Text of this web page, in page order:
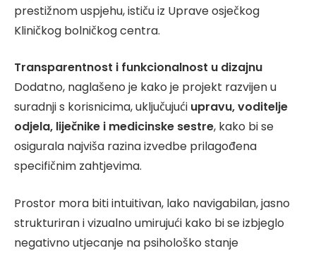
prestižnom uspjehu, ističu iz Uprave osječkog
Kliničkog bolničkog centra.
Transparentnost i funkcionalnost u dizajnu
Dodatno, naglašeno je kako je projekt razvijen u
suradnji s korisnicima, uključujući upravu, voditelje
odjela, liječnike i medicinske sestre, kako bi se
osigurala najviša razina izvedbe prilagođena
specifičnim zahtjevima.
Prostor mora biti intuitivan, lako navigabilan, jasno
strukturiran i vizualno umirujući kako bi se izbjeglo
negativno utjecanje na psihološko stanje